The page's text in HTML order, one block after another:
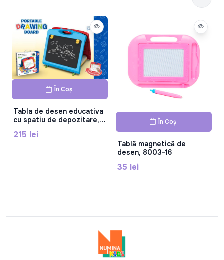
În Coș
Tabla de desen educativa
cu spatiu de depozitare,
215 lei
În Coș
Tablă magnetică de
desen, 8003-16
35 lei